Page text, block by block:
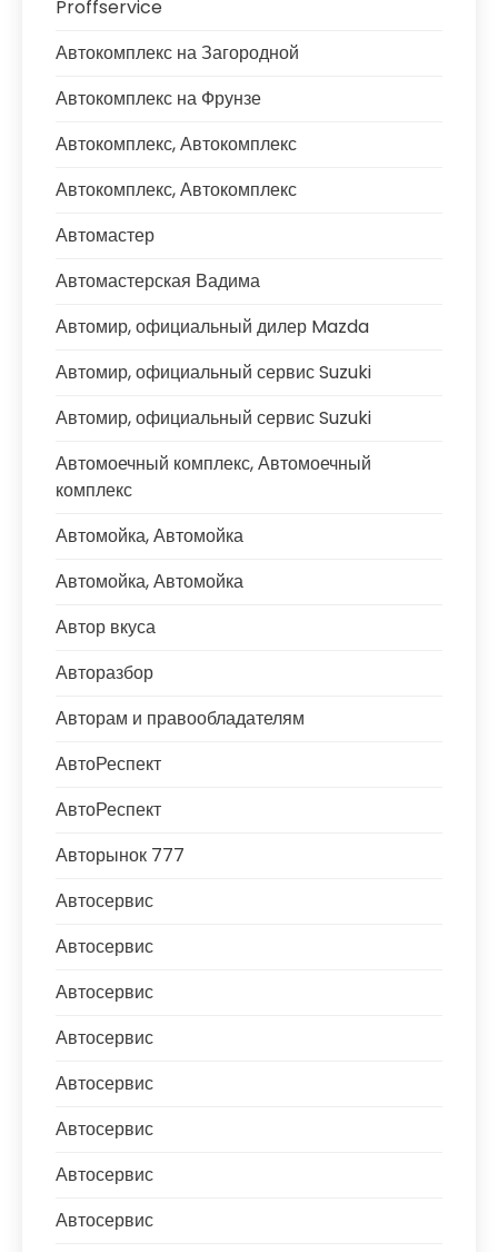
Proffservice
Автокомплекс на Загородной
Автокомплекс на Фрунзе
Автокомплекс, Автокомплекс
Автокомплекс, Автокомплекс
Автомастер
Автомастерская Вадима
Автомир, официальный дилер Mazda
Автомир, официальный сервис Suzuki
Автомир, официальный сервис Suzuki
Автомоечный комплекс, Автомоечный
комплекс
Автомойка, Автомойка
Автомойка, Автомойка
Автор вкуса
Авторазбор
Авторам и правообладателям
АвтоРеспект
АвтоРеспект
Авторынок 777
Автосервис
Автосервис
Автосервис
Автосервис
Автосервис
Автосервис
Автосервис
Автосервис